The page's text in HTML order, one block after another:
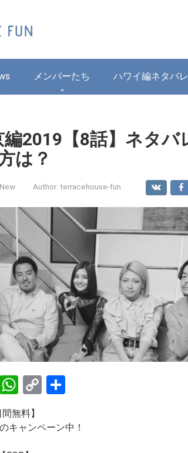
メンバーたち ハワイ編ネタバレ
2019【8話】ネタバ
は？
New Author: terracehouse-fun
Li
W
h
at
C
py ar
無料】
キャンペーン中！